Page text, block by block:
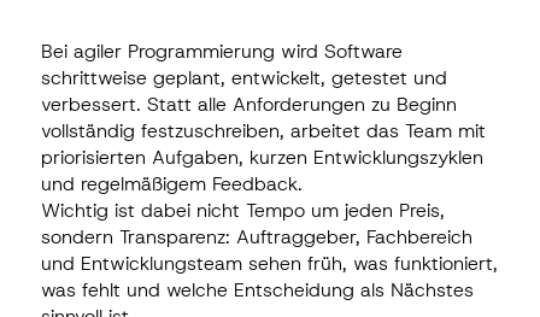
Bei agiler Programmierung wird Software
schrittweise geplant, entwickelt, getestet und
verbessert. Statt alle Anforderungen zu Beginn
vollständig festzuschreiben, arbeitet das Team mit
priorisierten Aufgaben, kurzen Entwicklungszyklen
und regelmäßigem Feedback.
Wichtig ist dabei nicht Tempo um jeden Preis,
sondern Transparenz: Auftraggeber, Fachbereich
und Entwicklungsteam sehen früh, was funktioniert,
was fehlt und welche Entscheidung als Nächstes